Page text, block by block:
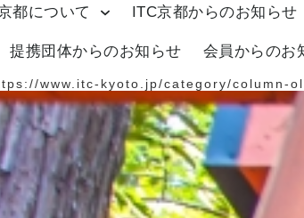
都について ITC京都からのお知らせ
提携団体からのお知らせ 会員からのお
www.itc-kyoto.jp/category/column-